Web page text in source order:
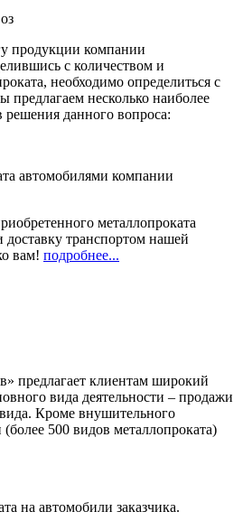
продукции компании
с количеством и
необходимо определиться с
предлагаем несколько наиболее
данного вопроса:
автомобилями компании
металлопроката
транспортом нашей
вам! подробнее...
предлагает клиентам широкий
вида деятельности – продажи
Кроме внушительного
500 видов металлопроката)
на автомобили заказчика.